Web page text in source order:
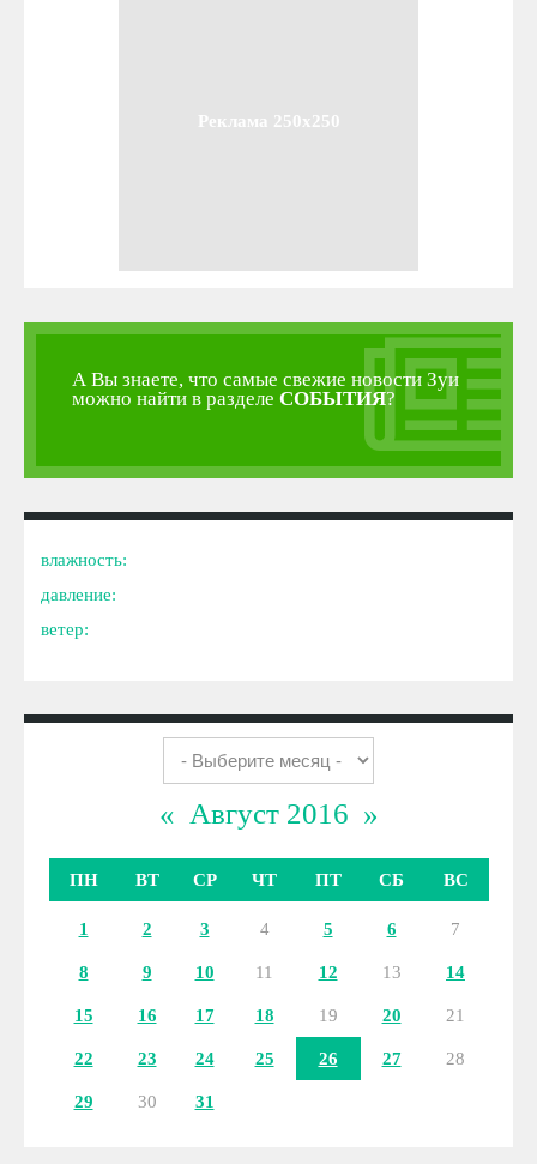
Реклама 250x250
А Вы знаете, что самые свежие новости Зуи
можно найти в разделе СОБЫТИЯ?
влажность:
давление:
ветер:
« Август 2016 »
ПН ВТ СР ЧТ ПТ СБ ВС
1 2 3 4 5 6 7
8 9 10 11 12 13 14
15 16 17 18 19 20 21
22 23 24 25 26 27 28
29 30 31